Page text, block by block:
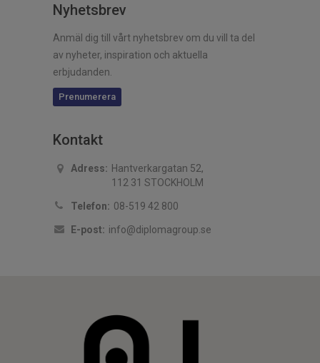
Nyhetsbrev
Anmäl dig till vårt nyhetsbrev om du vill ta del
av nyheter, inspiration och aktuella
erbjudanden.
Prenumerera
Kontakt
Adress: Hantverkargatan 52,
112 31 STOCKHOLM
Telefon: 08-519 42 800
E-post: info@diplomagroup.se